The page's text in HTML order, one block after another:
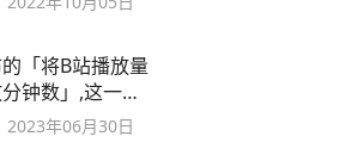
「将B站播放量
钟数」,这一改
2023年06月30日